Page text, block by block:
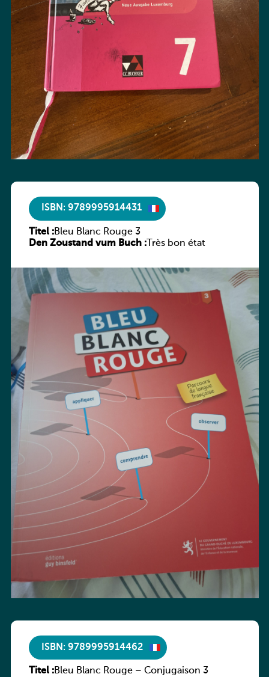
ISBN: 9789995914431
Titel :Bleu Blanc Rouge 3
Den Zoustand vum Buch :Très bon état
ISBN: 9789995914462
Titel :Bleu Blanc Rouge – Conjugaison 3